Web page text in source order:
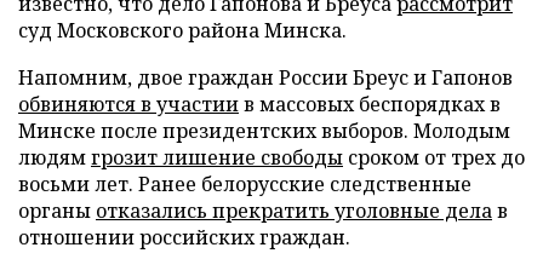
суд Московского района Минска.
Напомним, двое граждан России Бреус и Гапонов
обвиняются в участиив массовых беспорядках в
Минске после президентских выборов. Молодым
людямгрозит лишение свободы сроком от трех до
восьми лет. Ранее белорусские следственные
органы отказались прекратить уголовные делав
отношении российских граждан.